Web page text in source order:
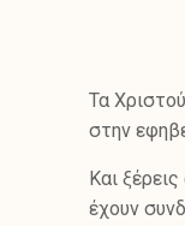
Τα
στην
Και
έχουν